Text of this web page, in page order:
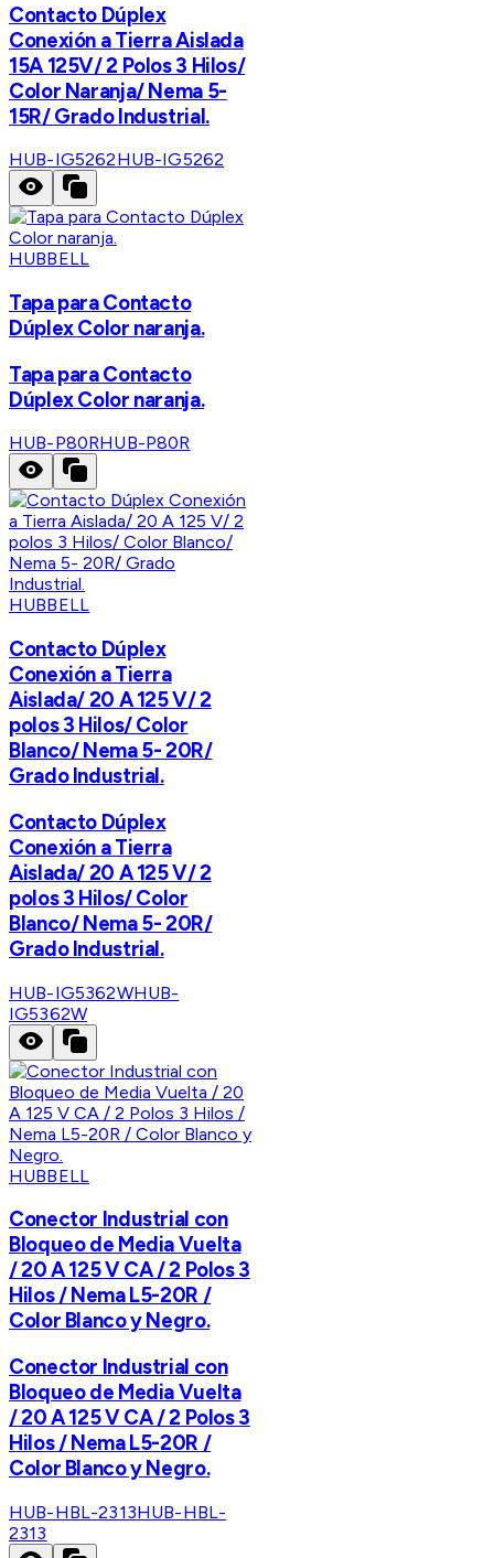
Contacto Dúplex
Conexión a Tierra Aislada
15A 125V/ 2 Polos 3 Hilos/
Color Naranja/ Nema 5-
15R/ Grado Industrial.
HUB-IG5262HUB-IG5262
HUBBELL
Tapa para Contacto
Dúplex Color naranja.
Tapa para Contacto
Dúplex Color naranja.
HUB-P80RHUB-P80R
HUBBELL
Contacto Dúplex
Conexión a Tierra
Aislada/ 20 A 125 V/ 2
polos 3 Hilos/ Color
Blanco/ Nema 5- 20R/
Grado Industrial.
Contacto Dúplex
Conexión a Tierra
Aislada/ 20 A 125 V/ 2
polos 3 Hilos/ Color
Blanco/ Nema 5- 20R/
Grado Industrial.
HUB-IG5362WHUB-
IG5362W
HUBBELL
Conector Industrial con
Bloqueo de Media Vuelta
/ 20 A 125 V CA / 2 Polos 3
Hilos / Nema L5-20R /
Color Blanco y Negro.
Conector Industrial con
Bloqueo de Media Vuelta
/ 20 A 125 V CA / 2 Polos 3
Hilos / Nema L5-20R /
Color Blanco y Negro.
HUB-HBL-2313HUB-HBL-
2313